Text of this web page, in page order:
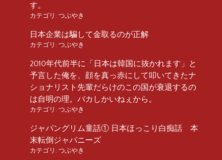
す。
カテゴリ: つぶやき
日本企業は騙して金取るのが正解
カテゴリ: つぶやき
2010年代前半に「日本は韓国に抜かれます」と
予言した俺を、顔を真っ赤にして叩いてきたナ
ショナリスト先輩だらけのこの国が衰退するの
は自明の理。バカしかいねぇから。
カテゴリ: つぶやき
ジャパングリム童話① 日本ほっこり白痴話 本
末転倒ジャパニーズ
カテゴリ: つぶやき